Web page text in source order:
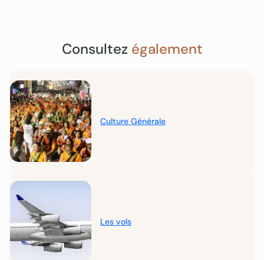
Consultez également
Culture Générale
Les vols